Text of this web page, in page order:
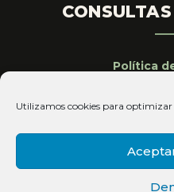
Utilizamos cookies para
CONSULTAS
Política
Copyright© 2026